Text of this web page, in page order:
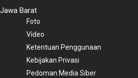
Barat
Foto
Video
Ketentuan Penggunaan
Kebijakan Privasi
Pedoman Media Siber